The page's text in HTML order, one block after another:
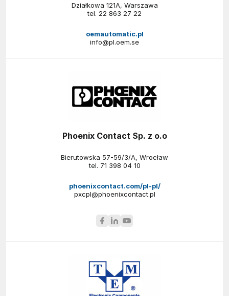
Działkowa 121A, Warszawa
tel. 22 863 27 22
oemautomatic.pl
info@pl.oem.se
Phoenix Contact Sp. z o.o
Bierutowska 57-59/3/A, Wrocław
tel. 71 398 04 10
phoenixcontact.com/pl-pl/
pxcpl@phoenixcontact.pl